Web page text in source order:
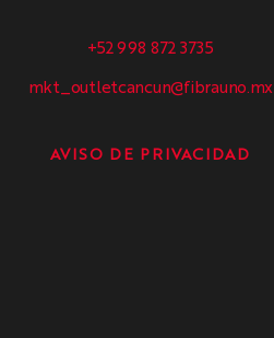
+52 998 872 3735
mkt_outletcancun@fibrauno.mx
AVISO DE PRIVACIDAD